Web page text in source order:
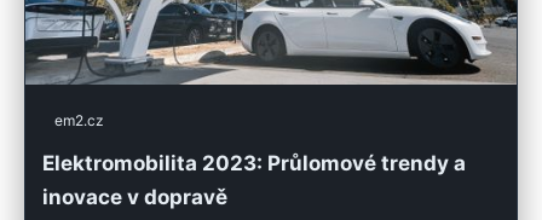
em2.cz
Elektromobilita 2023: Průlomové trendy a
inovace v dopravě